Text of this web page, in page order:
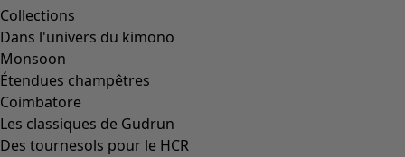
Collections
Dans l'univers du kimono
Monsoon
Étendues champêtres
Coimbatore
Les classiques de Gudrun
Des tournesols pour le HCR